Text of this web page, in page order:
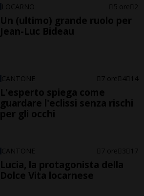
LOCARNO 5 ore 2
Un (ultimo) grande ruolo per
Jean-Luc Bideau
CANTONE 7 ore 4 14
L'esperto spiega come
guardare l'eclissi senza rischi
per gli occhi
CANTONE 7 ore 3 17
Lucia, la protagonista della
Dolce Vita locarnese